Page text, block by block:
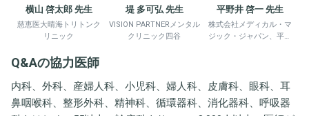
横山 啓太郎 先生
慈恵医大晴海トリトンク
リニック
堤 多可弘 先生
VISION PARTNERメンタル
クリニック四谷
平野井 啓一 先生
株式会社メディカル・マ
ジック・ジャパン、平野
Q&Aの協力医師
内科、外科、産婦人科、小児科、婦人科、皮膚科、眼科、耳
鼻咽喉科、整形外科、精神科、循環器科、消化器科、呼吸器